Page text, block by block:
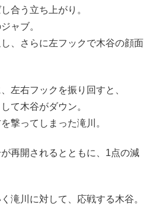
合う立ち上がり。
ャブ。
、さらに左フックで木谷の顔面
左右フックを振り回すと、
て木谷がダウン。
撃ってしまった滝川。
再開されるとともに、1点の減
滝川に対して、応戦する木谷。